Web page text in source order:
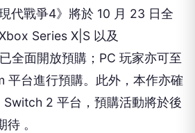
代戰爭4》將於 10 月 23 日全
Series X|S 以及
全面開放預購；PC 玩家亦可至
平台進行預購。此外，本作亦確
2 平台，預購活動將於後
。